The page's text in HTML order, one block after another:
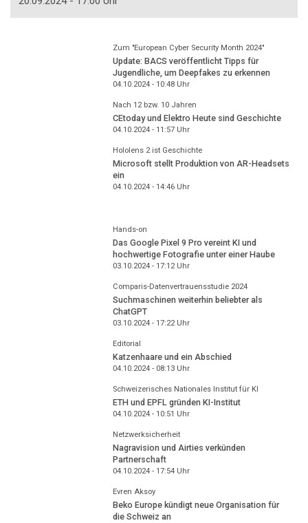
Zum "European Cyber Security Month 2024"
Update: BACS veröffentlicht Tipps für
Jugendliche, um Deepfakes zu erkennen
04.10.2024 - 10:48Uhr
Nach 12 bzw. 10 Jahren
CEtoday und Elektro Heute sind Geschichte
04.10.2024 - 11:57Uhr
Hololens 2 ist Geschichte
Microsoft stellt Produktion von AR-Headsets
ein
04.10.2024 - 14:46Uhr
Hands-on
Das Google Pixel 9 Pro vereint KI und
hochwertige Fotografie unter einer Haube
03.10.2024 - 17:12Uhr
Comparis-Datenvertrauensstudie 2024
Suchmaschinen weiterhin beliebter als
ChatGPT
03.10.2024 - 17:22Uhr
Editorial
Katzenhaare und ein Abschied
04.10.2024 - 08:13Uhr
Schweizerisches Nationales Institut für KI
ETH und EPFL gründen KI-Institut
04.10.2024 - 10:51 Uhr
Netzwerksicherheit
Nagravision und Airties verkünden
Partnerschaft
04.10.2024 - 17:54Uhr
Evren Aksoy
Beko Europe kündigt neue Organisation für
die Schweiz an